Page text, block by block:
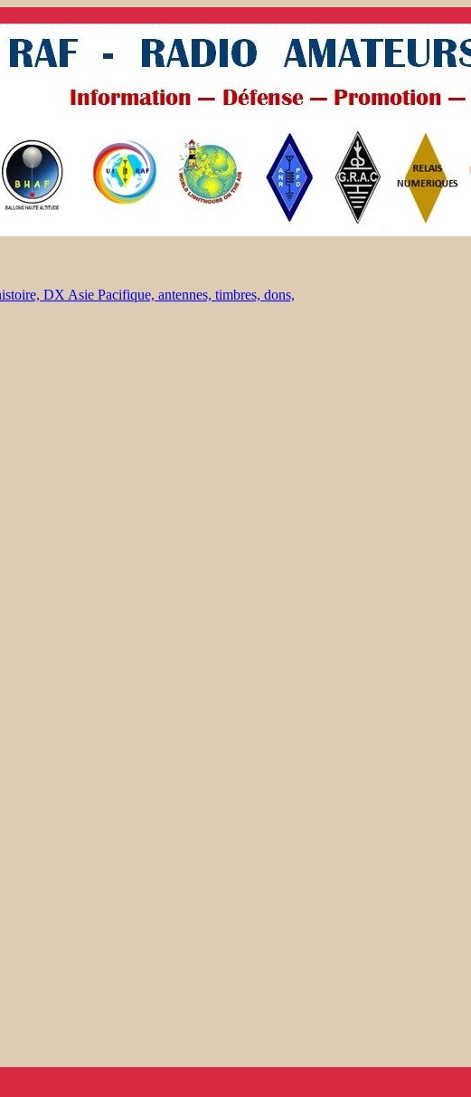
DX Asie Pacifique, antennes, timbres, dons,